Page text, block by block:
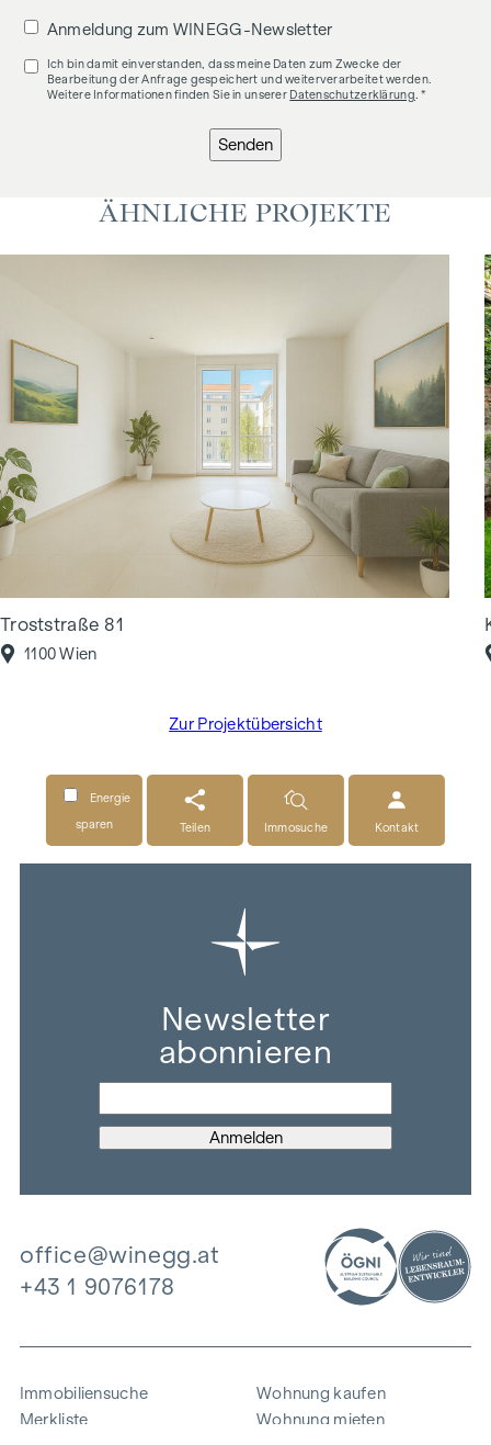
Anmeldung zum WINEGG-Newsletter
Ich bin damit einverstanden, dass meine Daten zum Zwecke der
Bearbeitung der Anfrage gespeichert und weiterverarbeitet werden.
Weitere Informationen finden Sie in unserer Datenschutzerklärung . *
Senden
ÄHNLICHE PROJEKTE
Troststraße 81
1100 Wien
Zur Projektübersicht
Energie
sparen
Teilen Immosuche Kontakt
Newsletter
abonnieren
office@winegg.at
+43 1 9076178
Immobiliensuche
Merkliste
Wohnung kaufen
Wohnung mieten